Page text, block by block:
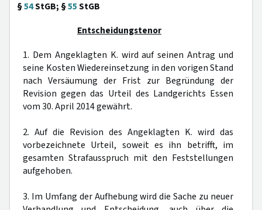
§54StGB; §55StGB
Entscheidungstenor
1. Dem Angeklagten K. wird auf seinen Antrag und
seine Kosten Wiedereinsetzung in den vorigen Stand
nach Versäumung der Frist zur Begründung der
Revision gegen das Urteil des Landgerichts Essen
vom 30. April 2014 gewährt.
2. Auf die Revision des Angeklagten K. wird das
vorbezeichnete Urteil, soweit es ihn betrifft, im
gesamten Strafausspruch mit den Feststellungen
aufgehoben.
3. Im Umfang der Aufhebung wird die Sache zu neuer